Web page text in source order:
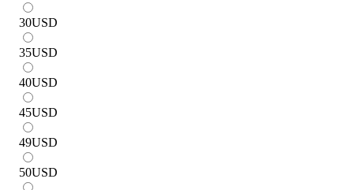
30USD
35USD
40USD
45USD
49USD
50USD